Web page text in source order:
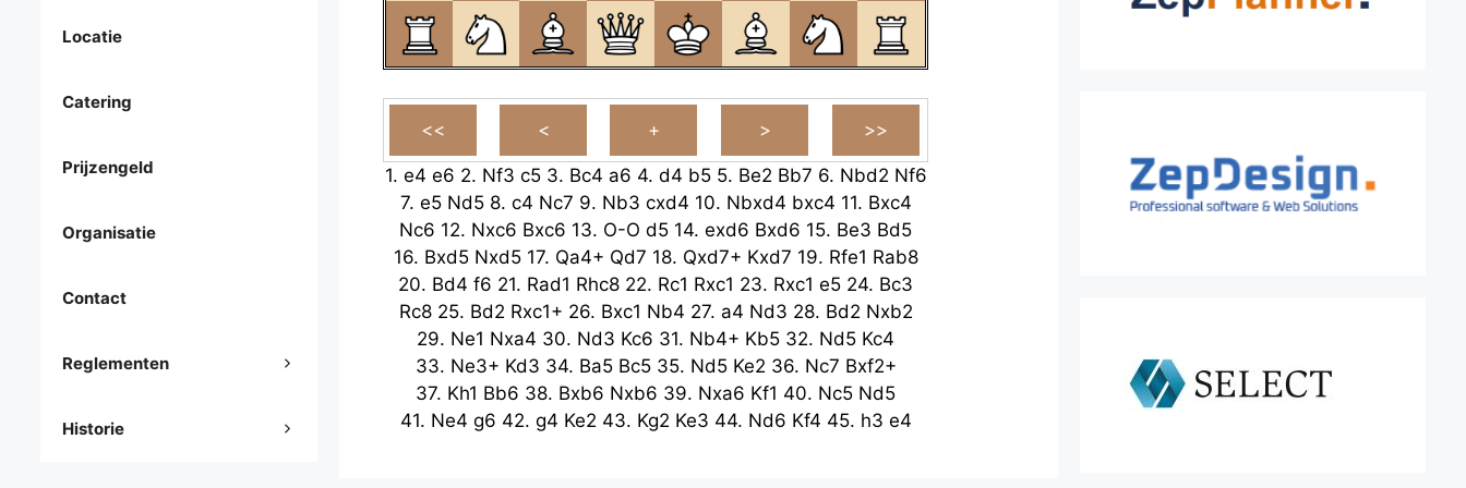
1. e4 e6 2. Nf3 c5 3. Bc4 a6 4. d4 b5 5. Be2 Bb7 6. Nbd2 Nf6
7. e5 Nd5 8. c4 Nc7 9. Nb3 cxd4 10. Nbxd4 bxc4 11. Bxc4
Nc6 12. Nxc6 Bxc6 13. O-O d5 14. exd6 Bxd6 15. Be3 Bd5
16. Bxd5 Nxd5 17. Qa4+ Qd7 18. Qxd7+ Kxd7 19. Rfe1 Rab8
20. Bd4 f6 21. Rad1 Rhc8 22. Rc1 Rxc1 23. Rxc1 e5 24. Bc3
Rc8 25. Bd2 Rxc1+ 26. Bxc1 Nb4 27. a4 Nd3 28. Bd2 Nxb2
29. Ne1 Nxa4 30. Nd3 Kc6 31. Nb4+ Kb5 32. Nd5 Kc4
33. Ne3+ Kd3 34. Ba5 Bc5 35. Nd5 Ke2 36. Nc7 Bxf2+
37. Kh1 Bb6 38. Bxb6 Nxb6 39. Nxa6 Kf1 40. Nc5 Nd5
41. Ne4 g6 42. g4 Ke2 43. Kg2 Ke3 44. Nd6 Kf4 45. h3 e4
Locatie
Catering
Prijzengeld
Organisatie
Contact
Reglementen
Historie